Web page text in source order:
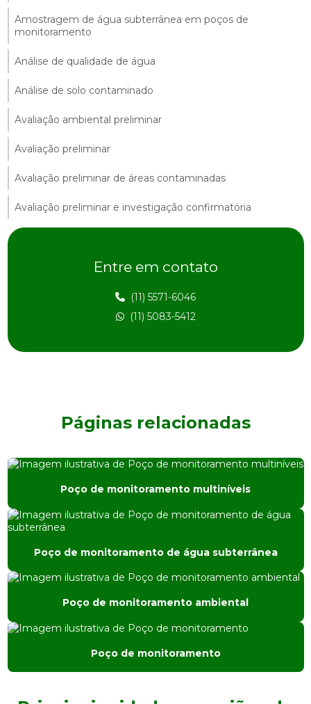
Amostragem de água subterrânea em poços de
monitoramento
Análise de qualidade de água
Análise de solo contaminado
Avaliação ambiental preliminar
Avaliação preliminar
Avaliação preliminar de áreas contaminadas
Avaliação preliminar e investigação confirmatória
Avaliação preliminar de risco
Avaliação de risco ambiental
Avaliação de risco na construção civil
Avaliação de risco e impacto ambiental
Consultoria ambiental preço
Consultoria ambiental sp
Consultoria e engenharia ambiental
Consultoria de meio ambiente
Empresa de análise de água
Entre em contato
(11) 5571-6046
(11) 5083-5412
Páginas relacionadas
Poço de monitoramento multiníveis
Poço de monitoramento de água subterrânea
Poço de monitoramento ambiental
Poço de monitoramento